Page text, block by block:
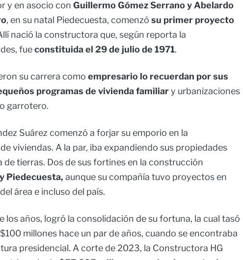
y en asocio con Guillermo Gómez Serrano y Abelardo
, en su natal Piedecuesta, comenzó su primer proyecto
nació la constructora que, según reporta la
fueconstituida el 29 de julio de 1971.
su carrera como empresario lo recuerdan por sus
programas de vivienda familiary urbanizaciones
garrotero.
Suárez comenzó a forjar su emporio en la
viviendas. A la par, iba expandiendo sus propiedades
de tierras. Dos de sus fortines en la construcción
Piedecuesta, aunque su compañía tuvo proyectos en
área e incluso del país.
los años, logró la consolidación de su fortuna, la cual tasó
millones hace un par de años, cuando se encontraba
presidencial. A corte de 2023, la Constructora HG